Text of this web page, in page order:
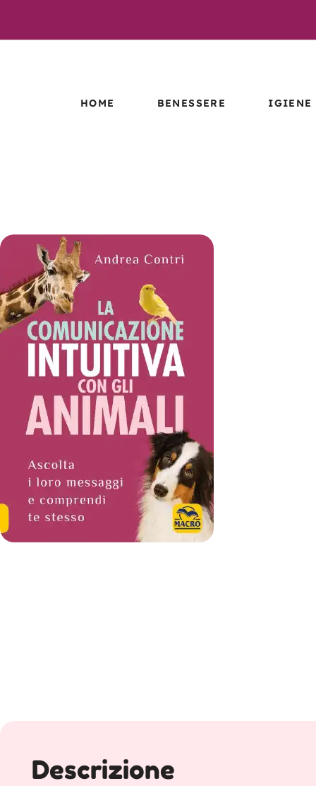
HOME BENESSERE
LINEA CBD
PROCANICARE
IGIENE
Descrizione